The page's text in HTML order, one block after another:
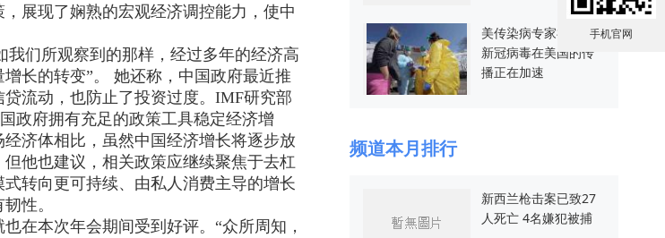
展现了娴熟的宏观经济调控能力，使中
们所观察到的那样，经过多年的经济高
长的转变”。 她还称，中国政府最近推
流动，也防止了投资过度。IMF研究部
政府拥有充足的政策工具稳定经济增
济体相比，虽然中国经济增长将逐步放
他也建议，相关政策应继续聚焦于去杠
转向更可持续、由私人消费主导的增长
性。
在本次年会期间受到好评。“众所周知，
美传染病专家福奇：
新冠病毒在美国的传
播正在加速
频道本月排行
新西兰枪击案已致27
人死亡 4名嫌犯被捕
手机官网